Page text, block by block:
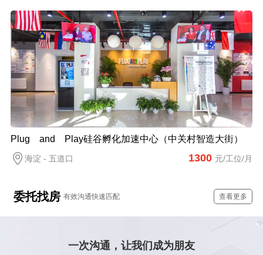
Plug and Play硅谷孵化加速中心（中关村智造大街）
海淀 - 五道口 1300 元/工位/月
委托找房 有效沟通快速匹配 查看更多
一次沟通，让我们成为朋友